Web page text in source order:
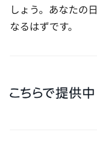
しょう。あなたの
なるはずです。